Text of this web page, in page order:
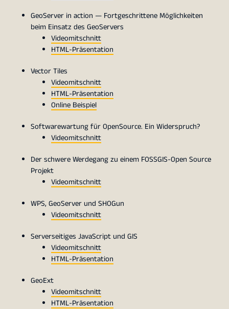
GeoServer in action — Fortgeschrittene Möglichkeiten
beim Einsatz des GeoServers
Videomitschnitt
HTML-Präsentation
Vector Tiles
Videomitschnitt
HTML-Präsentation
Online Beispiel
Softwarewartung für OpenSource. Ein Widerspruch?
Videomitschnitt
Der schwere Werdegang zu einem FOSSGIS-Open Source
Projekt
Videomitschnitt
WPS, GeoServer und SHOGun
Videomitschnitt
Serverseitiges JavaScript und GIS
Videomitschnitt
HTML-Präsentation
GeoExt
Videomitschnitt
HTML-Präsentation